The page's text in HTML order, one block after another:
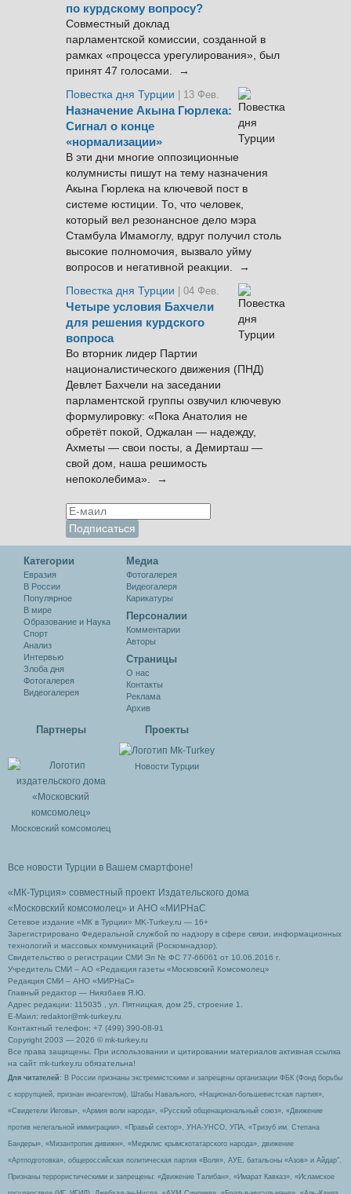
по курдскому вопросу?
Совместный доклад
парламентской комиссии, созданной в
рамках «процесса урегулирования», был
принят 47 голосами. →
Повестка дня Турции
| 13 Фев.
Назначение Акына Гюрлека:
Сигнал о конце
«нормализации»
В эти дни многие оппозиционные
колумнисты пишут на тему назначения
Акына Гюрлека на ключевой пост в
системе юстиции. То, что человек,
который вел резонансное дело мэра
Стамбула Имамоглу, вдруг получил столь
высокие полномочия, вызвало уйму
вопросов и негативной реакции. →
Повестка дня Турции
| 04 Фев.
Четыре условия Бахчели
для решения курдского
вопроса
Во вторник лидер Партии
националистического движения (ПНД)
Девлет Бахчели на заседании
парламентской группы озвучил ключевую
формулировку: «Пока Анатолия не
обретёт покой, Оджалан — надежду,
Ахметы — свои посты, а Демирташ —
свой дом, наша решимость
непоколебима». →
Категории
Евразия
В России
Популярное
В мире
Образование и Наука
Спорт
Анализ
Интервью
Злоба дня
Фотогалерея
Видеогалерея
Медиа
Фотогалерея
Видеогалеря
Карикатуры
Персоналии
Комментарии
Авторы
Cтраницы
О нас
Контакты
Реклама
Архив
Партнеры
Московский комсомолец
Проекты
Новости Турции
Все новости Турции в Вашем смартфоне!
«МК-Турция» совместный проект Издательского дома
«Московский комсомолец» и АНО «МИРНаС
Сетевое издание «МК в Турции» MK-Turkey.ru — 16+
Зарегистрировано Федеральной службой по надзору в сфере связи, информационных
технологий и массовых коммуникаций (Роскомнадзор).
Свидетельство о регистрации СМИ Эл № ФС 77-66061 от 10.06.2016 г.
Учредитель СМИ – АО «Редакция газеты «Московский Комсомолец»
Редакция СМИ – АНО «МИРНаС»
Главный редактор — Ниязбаев Я.Ю.
Адрес редакции: 115035 , ул. Пятницкая, дом 25, строение 1.
Е-Маил: redaktor@mk-turkey.ru
Контактный телефон: +7 (499) 390-08-91
Copyright 2003 — 2026 © mk-turkey.ru
Все права защищены. При использовании и цитировании материалов активная ссылка
на сайт mk-turkey.ru обязательна!
Для читателей : В России признаны экстремистскими и запрещены организации ФБК (Фонд борьбы
с коррупцией, признан иноагентом), Штабы Навального, «Национал-большевистская партия»,
«Свидетели Иеговы», «Армия воли народа», «Русский общенациональный союз», «Движение
против нелегальной иммиграции», «Правый сектор», УНА-УНСО, УПА, «Тризуб им. Степана
Бандеры», «Мизантропик дивижн», «Меджлис крымскотатарского народа», движение
«Артподготовка», общероссийская политическая партия «Воля», АУЕ, батальоны «Азов» и Айдар″.
Признаны террористическими и запрещены: «Движение Талибан», «Имарат Кавказ», «Исламское